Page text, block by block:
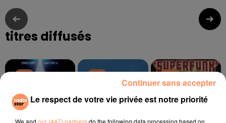
titres diffusés
Le respect de votre vie privée est notre priorité
We and our (447) partnersdo the following data processing based on
Continuer sans accepter